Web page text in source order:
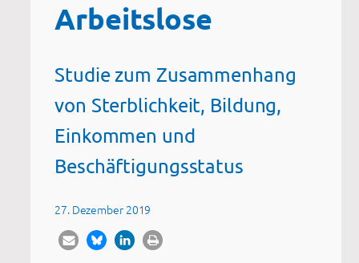
Arbeitslose
Studie zum Zusammenhang
von Sterblichkeit, Bildung,
Einkommen und
Beschäftigungsstatus
27. Dezember 2019